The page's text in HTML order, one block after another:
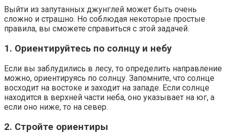
Выйти из запутанных джунглей может быть очень
сложно и страшно. Но соблюдая некоторые простые
правила, вы сможете справиться с этой задачей.
1. Ориентируйтесь по солнцу и небу
Если вы заблудились в лесу, то определить направление
можно, ориентируясь по солнцу. Запомните, что солнце
восходит на востоке и заходит на западе. Если солнце
находится в верхней части неба, оно указывает на юг, а
если оно ниже, то на север.
2. Стройте ориентиры